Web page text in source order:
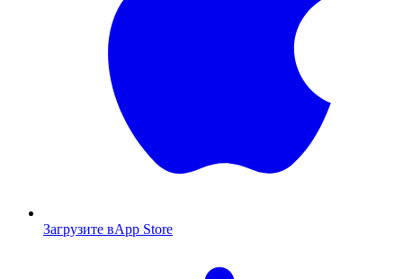
Загрузите вApp Store